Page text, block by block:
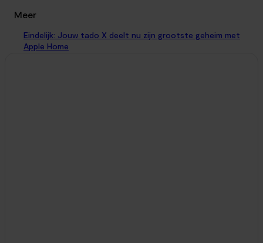
Meer
Eindelijk: Jouw tado X deelt nu zijn grootste geheim met
Apple Home